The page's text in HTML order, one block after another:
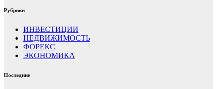
Рубрики
ИНВЕСТИЦИИ
НЕДВИЖИМОСТЬ
ФОРЕКС
ЭКОНОМИКА
Последние